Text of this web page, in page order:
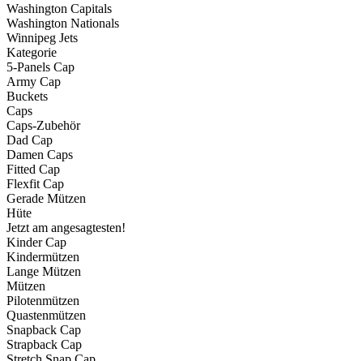
Washington Capitals
Washington Nationals
Winnipeg Jets
Kategorie
5-Panels Cap
Army Cap
Buckets
Caps
Caps-Zubehör
Dad Cap
Damen Caps
Fitted Cap
Flexfit Cap
Gerade Mützen
Hüte
Jetzt am angesagtesten!
Kinder Cap
Kindermützen
Lange Mützen
Mützen
Pilotenmützen
Quastenmützen
Snapback Cap
Strapback Cap